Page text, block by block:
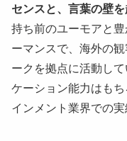
センスと、言葉の壁
持ち前のユーモアと
ーマンスで、海外の
ークを拠点に活動し
ケーション能力はも
インメント業界での